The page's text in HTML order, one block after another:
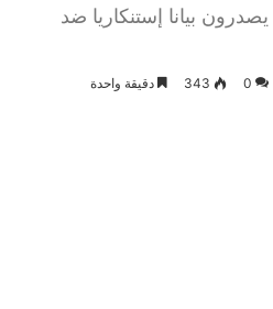
بيانا إستنكاريا ضد
0
343 دقيقة واحدة